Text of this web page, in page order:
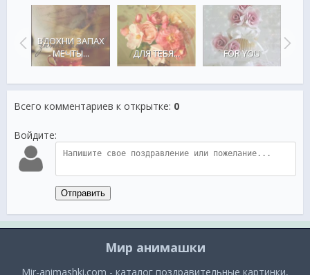
ВДОХНИ ЗАПАХ
МЕЧТЫ...
ДЛЯ ТЕБЯ... FOR YOU
Всего комментариев к открытке: 0
Войдите:
Отправить
Мир анимашки
Mir-animashki.com - каталог поздравительные картинки,